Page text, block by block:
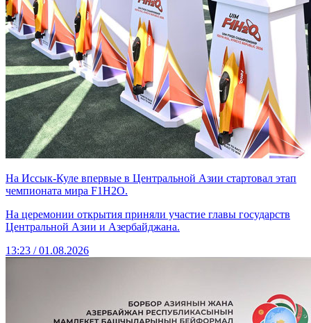
На Иссык-Куле впервые в Центральной Азии стартовал этап
чемпионата мира F1H2O.
На церемонии открытия приняли участие главы государств
Центральной Азии и Азербайджана.
13:23 / 01.08.2026